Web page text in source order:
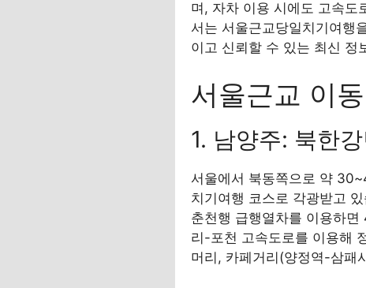
며, 자차 이용 시에도 고속도
서는 서울근교당일치기여행
이고 신뢰할 수 있는 최신 정
서울근교 이
1. 남양주: 북한
서울에서 북동쪽으로 약
치기여행 코스로 각광받고
춘천행 급행열차를 이용하
리-포천 고속도로를 이용해
머리, 카페거리(양정역-삼패